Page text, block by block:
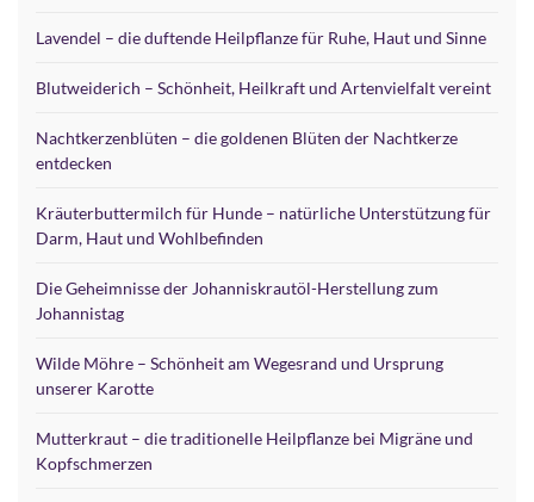
Lavendel – die duftende Heilpflanze für Ruhe, Haut und Sinne
Blutweiderich – Schönheit, Heilkraft und Artenvielfalt vereint
Nachtkerzenblüten – die goldenen Blüten der Nachtkerze
entdecken
Kräuterbuttermilch für Hunde – natürliche Unterstützung für
Darm, Haut und Wohlbefinden
Die Geheimnisse der Johanniskrautöl-Herstellung zum
Johannistag
Wilde Möhre – Schönheit am Wegesrand und Ursprung
unserer Karotte
Mutterkraut – die traditionelle Heilpflanze bei Migräne und
Kopfschmerzen